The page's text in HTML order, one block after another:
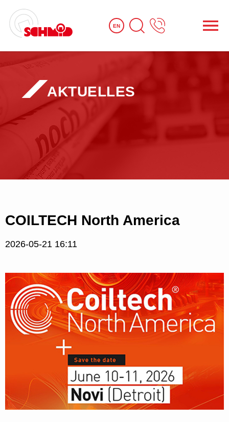
EN
AKTUELLES
COILTECH North America
2026-05-21 16:11